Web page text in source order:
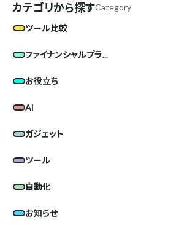
カテゴリから探すCategory
ツール比較
ファイナンシャルプラ...
お役立ち
AI
ガジェット
ツール
自動化
お知らせ